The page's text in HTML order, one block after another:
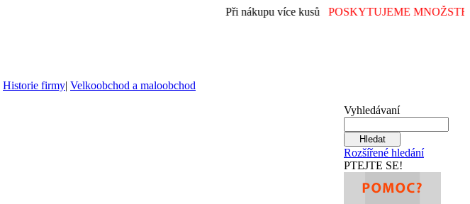
Při nákupu více kusůPOSKYTUJEME
Historie firmy| Velkoobchod a maloobchod
Vyhledávaní
Rozšířené hledání
PTEJTE SE!